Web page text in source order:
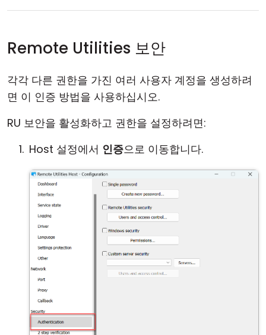
Remote Utilities 보안
각각 다른 권한을 가진 여러 사용자 계정을 생성하려
면 이 인증 방법을 사용하십시오.
RU 보안을 활성화하고 권한을 설정하려면:
Host 설정에서 인증으로 이동합니다.